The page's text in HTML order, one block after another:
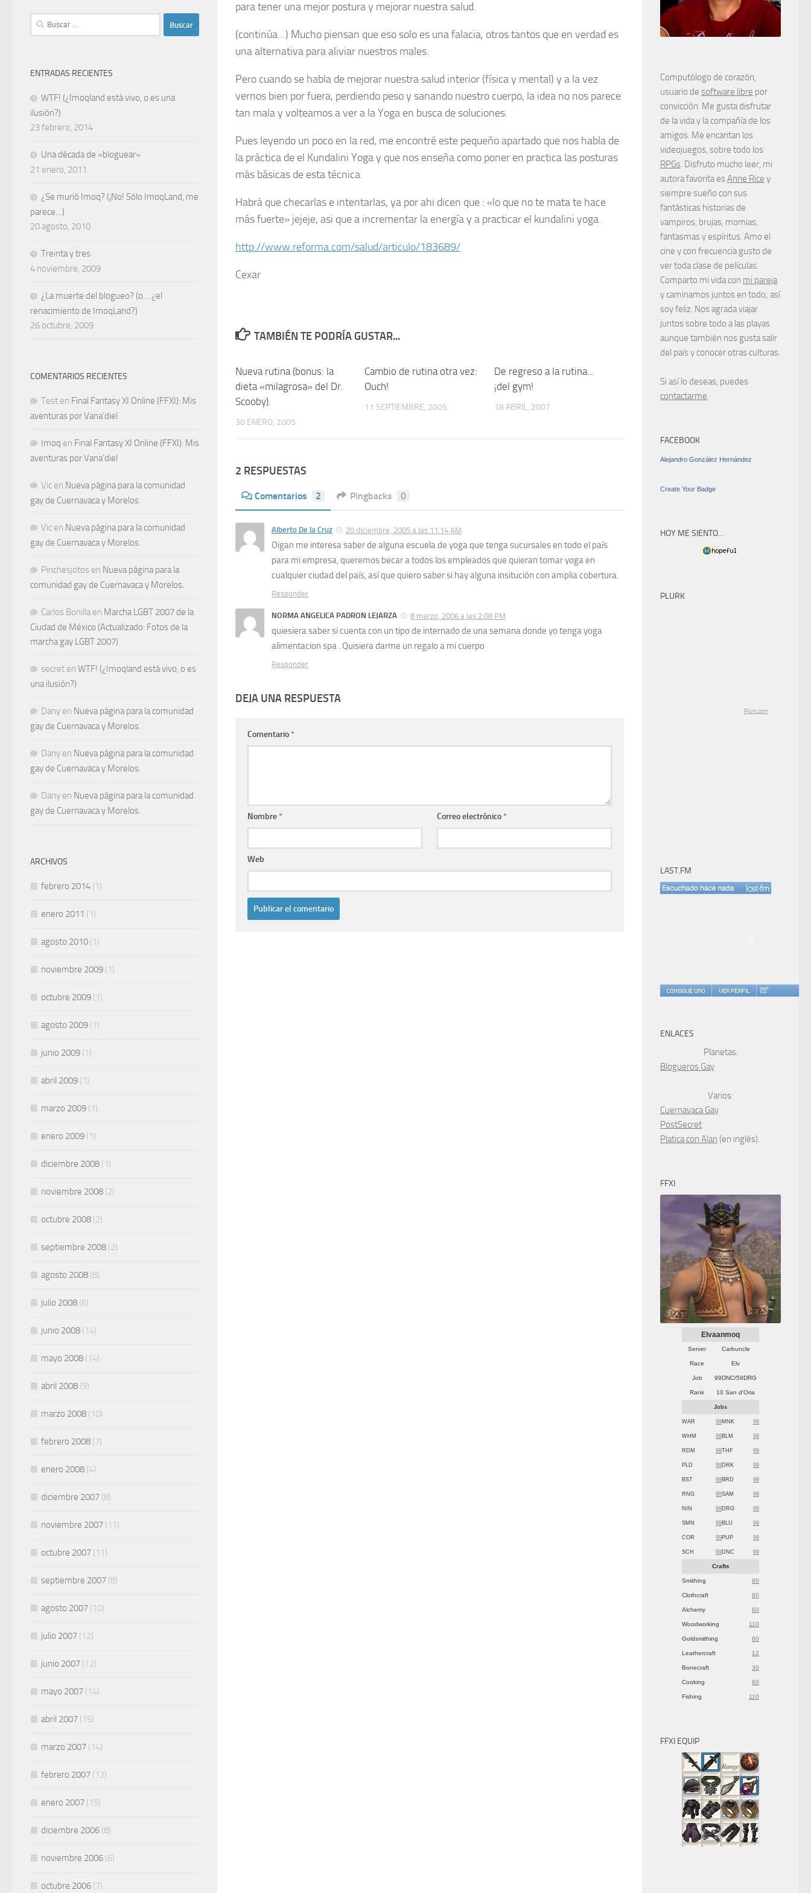
para tener una mejor postura y mejorar nuestra salud.
(continúa…) Mucho piensan que eso solo es una falacia, otros tantos que en verdad es
una alternativa para aliviar nuestros males.
Pero cuando se habla de mejorar nuestra salud interior (física y mental) y a la vez
vernos bien por fuera, perdiendo peso y sanando nuestro cuerpo, la idea no nos parece
tan mala y volteamos a ver a la Yoga en busca de soluciones.
Pues leyendo un poco en la red, me encontré este pequeño apartado que nos habla de
la práctica de el Kundalini Yoga y que nos enseña como poner en practica las posturas
más básicas de esta técnica.
Habrá que checarlas e intentarlas, ya por ahi dicen que : «lo que no te mata te hace
más fuerte» jejeje, asi que a incrementar la energía y a practicar el kundalini yoga.
http://www.reforma.com/salud/articulo/183689/
Cexar
TAMBIÉN TE PODRÍA GUSTAR...
Nueva rutina (bonus: la
dieta «milagrosa» del Dr.
Scooby).
30 ENERO, 2005
Cambio de rutina otra vez:
Ouch!
11 SEPTIEMBRE, 2005
De regreso a la rutina…
¡del gym!
18 ABRIL, 2007
2 RESPUESTAS
Comentarios 2 Pingbacks 0
Alberto De la Cruz 20 diciembre, 2005 a las 11:14 AM
Oigan me interesa saber de alguna escuela de yoga que tenga sucursales en todo el país
para mi empresa, queremos becar a todos los empleados que quieran tomar yoga en
cualquier ciudad del país, así que quiero saber si hay alguna insitución con amplia cobertura.
Responder
NORMA ANGELICA PADRON LEJARZA 8 marzo, 2006 a las 2:08 PM
quiesiera saber si cuenta con un tipo de internado de una semana donde yo tenga yoga
alimentacion spa . Quisiera darme un regalo a mi cuerpo
Responder
DEJA UNA RESPUESTA
Comentario*
Nombre* Correo electrónico*
Web
Buscar:
ENTRADAS RECIENTES
WTF! (¿Imoqland está vivo, o es una
ilusión?)
23 febrero, 2014
Una década de «bloguear»
21 enero, 2011
¿Se murió Imoq? (¡No! Sólo ImoqLand, me
parece…)
20 agosto, 2010
Treinta y tres
4 noviembre, 2009
¿La muerte del blogueo? (o… ¿el
renacimiento de ImoqLand?)
26 octubre, 2009
COMENTARIOS RECIENTES
Test en Final Fantasy XI Online (FFXI): Mis
aventuras por Vana’diel
Imoq en Final Fantasy XI Online (FFXI): Mis
aventuras por Vana’diel
Vic en Nueva página para la comunidad
gay de Cuernavaca y Morelos.
Vic en Nueva página para la comunidad
gay de Cuernavaca y Morelos.
Pinchesjotos en Nueva página para la
comunidad gay de Cuernavaca y Morelos.
Carlos Bonilla en Marcha LGBT 2007 de la
Ciudad de México (Actualizado: Fotos de la
marcha gay LGBT 2007)
secret en WTF! (¿Imoqland está vivo, o es
una ilusión?)
Dany en Nueva página para la comunidad
gay de Cuernavaca y Morelos.
Dany en Nueva página para la comunidad
gay de Cuernavaca y Morelos.
Dany en Nueva página para la comunidad
gay de Cuernavaca y Morelos.
ARCHIVOS
febrero 2014 (1)
enero 2011 (1)
agosto 2010 (1)
noviembre 2009 (1)
octubre 2009 (1)
agosto 2009 (1)
junio 2009 (1)
abril 2009 (1)
marzo 2009 (1)
enero 2009 (1)
diciembre 2008 (1)
noviembre 2008 (2)
octubre 2008 (2)
septiembre 2008 (2)
agosto 2008 (8)
julio 2008 (6)
junio 2008 (14)
mayo 2008 (14)
abril 2008 (9)
marzo 2008 (10)
febrero 2008 (7)
enero 2008 (4)
diciembre 2007 (8)
noviembre 2007 (11)
octubre 2007 (11)
septiembre 2007 (8)
agosto 2007 (10)
julio 2007 (12)
junio 2007 (12)
mayo 2007 (14)
abril 2007 (15)
marzo 2007 (14)
febrero 2007 (12)
enero 2007 (15)
diciembre 2006 (8)
noviembre 2006 (6)
octubre 2006 (7)
Computólogo de corazón,
usuario de software libre por
convicción. Me gusta disfrutar
de la vida y la compañía de los
amigos. Me encantan los
videojuegos, sobre todo los
RPGs. Disfruto mucho leer, mi
autora favorita esAnne Rice y
siempre sueño con sus
fantásticas historias de
vampiros, brujas, momias,
fantasmas y espíritus. Amo el
cine y con frecuencia gusto de
ver toda clase de películas.
Comparto mi vida con mi pareja
y caminamos juntos en todo; así
soy feliz. Nos agrada viajar
juntos sobre todo a las playas
aunque también nos gusta salir
del país y conocer otras culturas.
Si así lo deseas, puedes
contactarme.
FACEBOOK
Alejandro González Hernández
Create Your Badge
HOY ME SIENTO…
PLURK
Plurk.com
LAST.FM
ENLACES
Planetas:
Blogueros Gay
Varios:
Cuernavaca Gay
PostSecret
Platica con Alan (en inglés).
FFXI
Elvaanmoq
Server Carbuncle
Race Elv
Job 99DNC/59DRG
Rank 10 San d'Oria
Jobs
WAR 99MNK 99
WHM 99BLM 99
RDM 99THF 99
PLD 99DRK 99
BST 99BRD 99
RNG 99SAM 99
NIN 99DRG 99
SMN 99BLU 99
COR 99PUP 99
SCH 99DNC 99
Crafts
Smithing 60
Clothcraft 60
Alchemy 60
Woodworking 110
Goldsmithing 60
Leathercraft 12
Bonecraft 30
Cooking 60
Fishing 110
FFXI EQUIP